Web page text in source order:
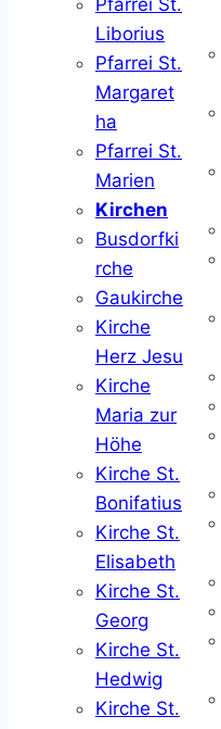
Pfarrei St.
Liborius
Pfarrei St.
Margaret
ha
Pfarrei St.
Marien
Kirchen
Busdorfki
rche
Gaukirche
Kirche
Herz Jesu
Kirche
Maria zur
Höhe
Kirche St.
Bonifatius
Kirche St.
Elisabeth
Kirche St.
Georg
Kirche St.
Hedwig
Kirche St.